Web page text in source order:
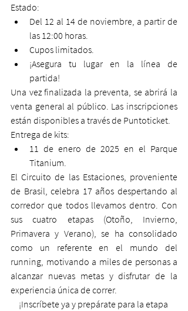
Estado:
Del 12 al 14 de noviembre, a partir de
las 12:00 horas.
Cupos limitados.
¡Asegura tu lugar en la línea de
partida!
Una vez finalizada la preventa, se abrirá la
venta general al público. Las inscripciones
están disponibles a través de Puntoticket.
Entrega de kits:
11 de enero de 2025 en el Parque
Titanium.
El Circuito de las Estaciones, proveniente
de Brasil, celebra 17 años despertando al
corredor que todos llevamos dentro. Con
sus cuatro etapas (Otoño, Invierno,
Primavera y Verano), se ha consolidado
como un referente en el mundo del
running, motivando a miles de personas a
alcanzar nuevas metas y disfrutar de la
experiencia única de correr.
¡Inscríbete ya y prepárate para la etapa